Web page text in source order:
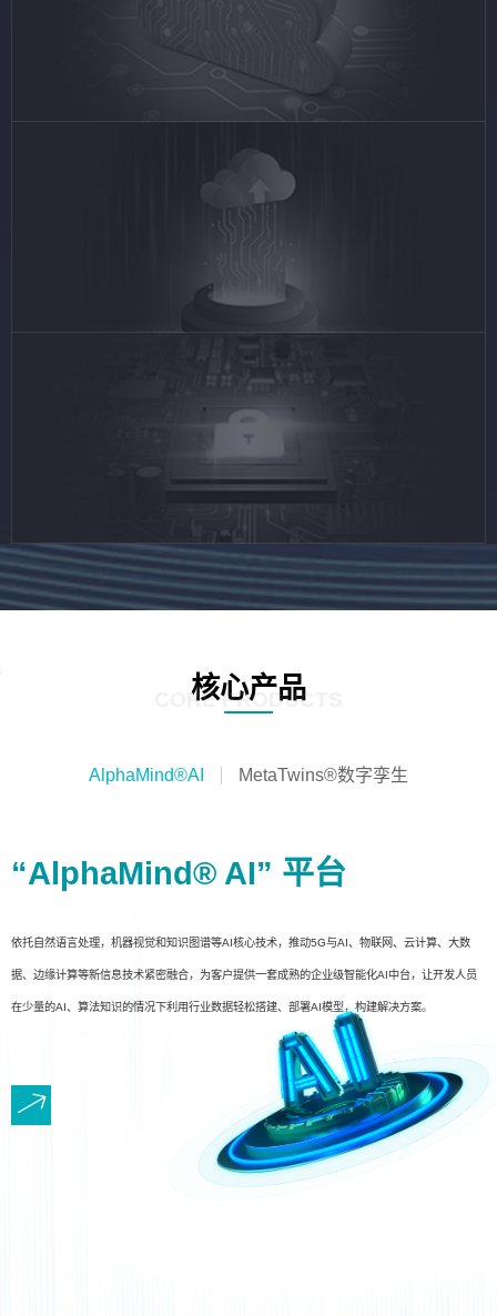
核心产品
CORE PRODUCTS
AlphaMind®AI MetaTwins®数字孪生
“AlphaMind® AI” 平台
依托自然语言处理，机器视觉和知识图谱等AI核心技术，推动5G与AI、物联网、云计算、大数
据、边缘计算等新信息技术紧密融合，为客户提供一套成熟的企业级智能化AI中台，让开发人员
在少量的AI、算法知识的情况下利用行业数据轻松搭建、部署AI模型，构建解决方案。